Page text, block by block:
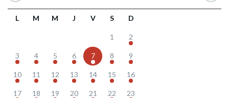
L M M J V S D
1 2
3 4 5 6 7 8 9
10 11 12 13 14 15 16
17 18 19 20 21 22 23